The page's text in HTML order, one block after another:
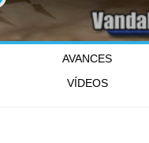
AVANCES
VÍDEOS